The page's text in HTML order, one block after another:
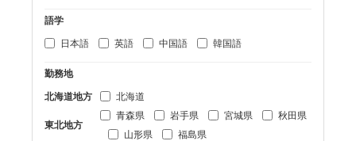
語学
日本語
英語 中国語 韓国語
勤務地
北海道地方
北海道
東北地方
青森県 岩手県 宮城県
秋田県
山形県
福島県